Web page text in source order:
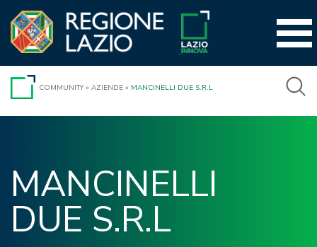
contenuto
COMMUNITY» AZIENDE » MANCINELLI DUE S.R.L
MANCINELLI
DUE S.R.L